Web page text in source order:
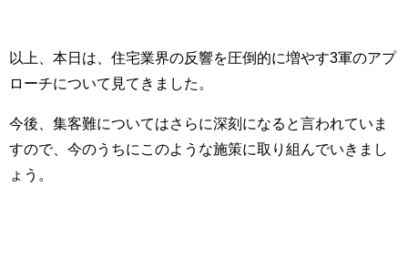
以上、本日は、住宅業界の反響を圧倒的に増やす3軍のアプ
ローチについて見てきました。
今後、集客難についてはさらに深刻になると言われていま
すので、今のうちにこのような施策に取り組んでいきまし
ょう。